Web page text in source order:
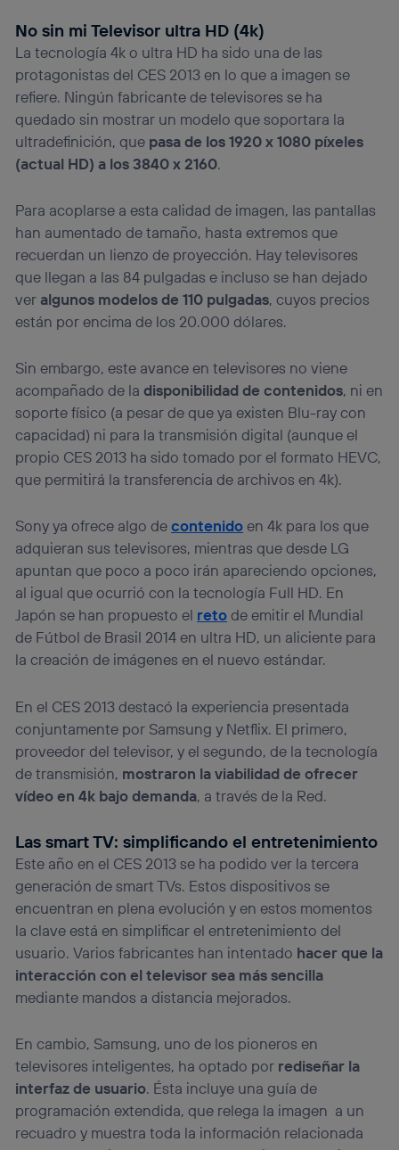
No sin mi Televisor ultra HD (4k)
La tecnología 4k o ultra HD ha sido una de las
protagonistas del CES 2013 en lo que a imagen se
refiere. Ningún fabricante de televisores se ha
quedado sin mostrar un modelo que soportara la
ultradefinición, que pasa de los 1920 x 1080 píxeles
(actual HD) a los 3840 x 2160.
Para acoplarse a esta calidad de imagen, las pantallas
han aumentado de tamaño, hasta extremos que
recuerdan un lienzo de proyección. Hay televisores
que llegan a las 84 pulgadas e incluso se han dejado
ver algunos modelos de 110 pulgadas, cuyos precios
están por encima de los 20.000 dólares.
Sin embargo, este avance en televisores no viene
acompañado de ladisponibilidad de contenidos, ni en
soporte físico (a pesar de que ya existen Blu-ray con
capacidad) ni para la transmisión digital (aunque el
propio CES 2013 ha sido tomado por el formato HEVC,
que permitirá la transferencia de archivos en 4k).
Sony ya ofrece algo decontenidoen 4k para los que
adquieran sus televisores, mientras que desde LG
apuntan que poco a poco irán apareciendo opciones,
al igual que ocurrió con la tecnología Full HD. En
Japón se han propuesto el retode emitir el Mundial
de Fútbol de Brasil 2014 en ultra HD, un aliciente para
la creación de imágenes en el nuevo estándar.
En el CES 2013 destacó la experiencia presentada
conjuntamente por Samsung y Netflix. El primero,
proveedor del televisor, y el segundo, de la tecnología
de transmisión, mostraron la viabilidad de ofrecer
vídeo en 4k bajo demanda, a través de la Red.
Las smart TV: simplificando el entretenimiento
Este año en el CES 2013 se ha podido ver la tercera
generación de smart TVs. Estos dispositivos se
encuentran en plena evolución y en estos momentos
la clave está en simplificar el entretenimiento del
usuario. Varios fabricantes han intentado hacer que la
interacción con el televisor sea más sencilla
mediante mandos a distancia mejorados.
En cambio, Samsung, uno de los pioneros en
televisores inteligentes, ha optado por rediseñar la
interfaz de usuario. Ésta incluye una guía de
programación extendida, que relega la imagen a un
recuadro y muestra toda la información relacionada
información de la cuenta de cliente de
telecomunicaciones vinculada a la conexión que utilizas
(p. ej., número de teléfono móvil).
Este identificador se asigna a la conexión de internet, por
lo que cualquier persona que conecte su dispositivo y
consienta el uso de la tecnología recibirá el mismo
identificador. Típicamente:
Si utilizas unaconexión de banda ancha
(p. ej., Wi-Fi),
el marketing o análisis se realizará en función de las
que hayan dado su consentimiento.
Si utilizasdatos móviles, el marketing será más
personalizado, ya que se basará únicamente en la
navegación del usuario del móvil.
Puedes gestionar los consentimientos Utiq seleccionando
“Administrar Utiq” en la parte inferior de esta página web o
visitando el portal de privacidad de Utiq